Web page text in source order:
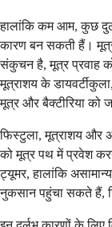
हालांकि कम आम, कुछ
कारण बन सकती हैं।
संकुचन है, मूत्र प्रवाह
मूत्राशय के
मूत्र और बैक्टीरिया को
फिस्टुला, मूत्राशय और
को मूत्र पथ में प्रवेश
ट्यूमर, हालांकि
नुकसान पहुंचा सकते हैं,